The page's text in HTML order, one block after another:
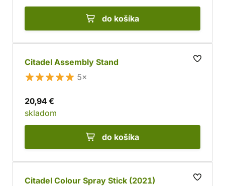
do košíka
Citadel Assembly Stand
5×
20,94 €
skladom
do košíka
Citadel Colour Spray Stick (2021)